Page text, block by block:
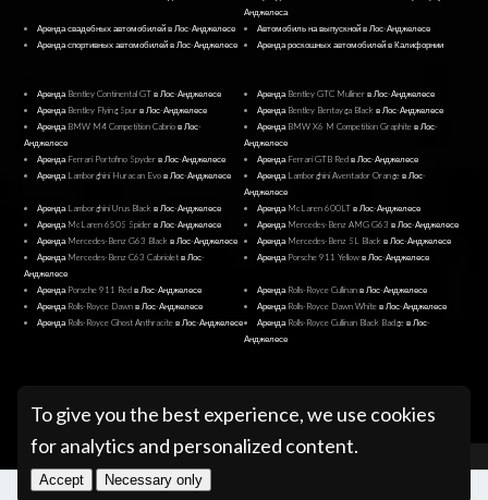
Анджелеса
Аренда свадебных автомобилей в Лос-Анджелесе
Автомобиль на выпускной в Лос-Анджелесе
Аренда спортивных автомобилей в Лос-Анджелесе
Аренда роскошных автомобилей в Калифорнии
Аренда Bentley Continental GT в Лос-Анджелесе
Аренда Bentley GTC Mulliner в Лос-Анджелесе
Аренда Bentley Flying Spur в Лос-Анджелесе
Аренда Bentley Bentayga Black в Лос-Анджелесе
Аренда BMW M4 Competition Cabrio в Лос-
Анджелесе
Аренда BMW X6 M Competition Graphite в Лос-
Анджелесе
Аренда Ferrari Portofino Spyder в Лос-Анджелесе
Аренда Ferrari GTB Red в Лос-Анджелесе
Аренда Lamborghini Huracan Evo в Лос-Анджелесе
Аренда Lamborghini Aventador Orange в Лос-
Анджелесе
Аренда Lamborghini Urus Black в Лос-Анджелесе
Аренда McLaren 600LT в Лос-Анджелесе
Аренда McLaren 650S Spider в Лос-Анджелесе
Аренда Mercedes-Benz AMG G63 в Лос-Анджелесе
Аренда Mercedes-Benz G63 Black в Лос-Анджелесе
Аренда Mercedes-Benz SL Black в Лос-Анджелесе
Аренда Mercedes-Benz C63 Cabriolet в Лос-
Анджелесе
Аренда Porsche 911 Yellow в Лос-Анджелесе
Аренда Porsche 911 Red в Лос-Анджелесе
Аренда Rolls-Royce Cullinan в Лос-Анджелесе
Аренда Rolls-Royce Dawn в Лос-Анджелесе
Аренда Rolls-Royce Dawn White в Лос-Анджелесе
Аренда Rolls-Royce Ghost Anthracite в Лос-Анджелесе
Аренда Rolls-Royce Cullinan Black Badge в Лос-
Анджелесе
@ Pugachev Luxury Car Rental Los Angeles
To give you the best experience, we use cookies
for analytics and personalized content.
Accept Necessary only